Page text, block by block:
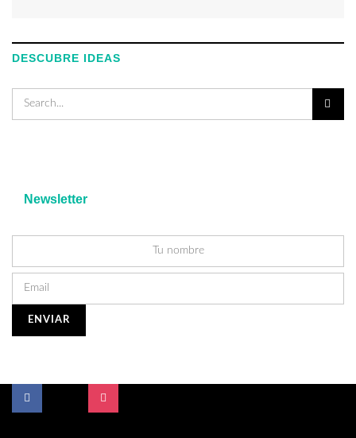
DESCUBRE IDEAS
Newsletter